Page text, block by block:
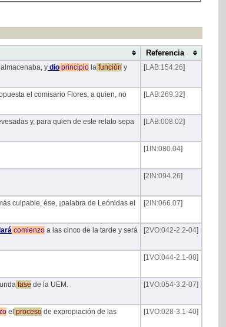
Referencia
ydioprincipiolafunción y
[LAB:154.26]
el comisario Flores, a quien, no
[LAB:269.32]
y, para quien de este relato sepa
[LAB:008.02]
[1IN:080.04]
[2IN:094.26]
culpable, ése, ¡palabra de Leónidas el
[2IN:066.07]
comienzoa las cinco de la tarde y será
[2VO:042-2.2-04]
[1VO:044-2.1-08]
fase de la UEM. [1VO:054-3.2-07]
el procesode expropiación de las
[1VO:028-3.1-40]